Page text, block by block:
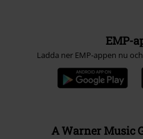
EMP-
Ladda ner EMP-appen nu
A Warner Music